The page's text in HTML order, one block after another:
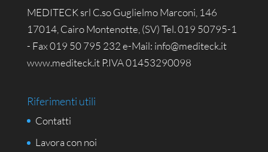
MEDITECK srl C.so Guglielmo Marconi, 146
17014, Cairo Montenotte, (SV) Tel. 019 50795-1
- Fax 019 50 795 232 e-Mail: info@mediteck.it
www.mediteck.it P.IVA 01453290098
Riferimenti utili
Contatti
Lavora con noi